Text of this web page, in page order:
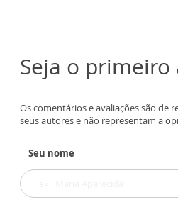
Seja o
Os comentários e avaliações são de
seus autores e não representam a
Seu nome